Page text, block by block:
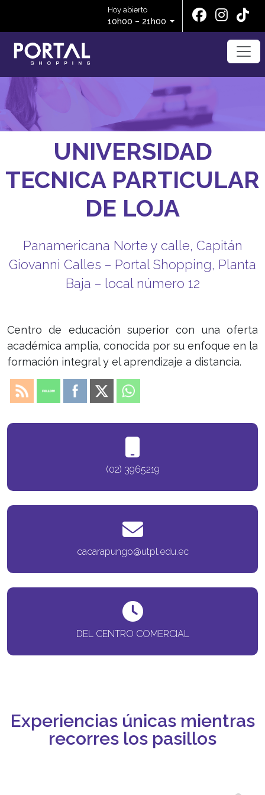
Hoy abierto
10h00 – 21h00
UNIVERSIDAD
TECNICA PARTICULAR
DE LOJA
Panamericana Norte y calle, Capitán
Giovanni Calles – Portal Shopping, Planta
Baja – local número 12
Centro de educación superior con una oferta
académica amplia, conocida por su enfoque en la
formación integral y el aprendizaje a distancia.
(02) 3965219
cacarapungo@utpl.edu.ec
DEL CENTRO COMERCIAL
Experiencias únicas mientras
recorres los pasillos